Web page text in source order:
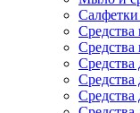
Средства
Средства
Средства
Средства
Средства